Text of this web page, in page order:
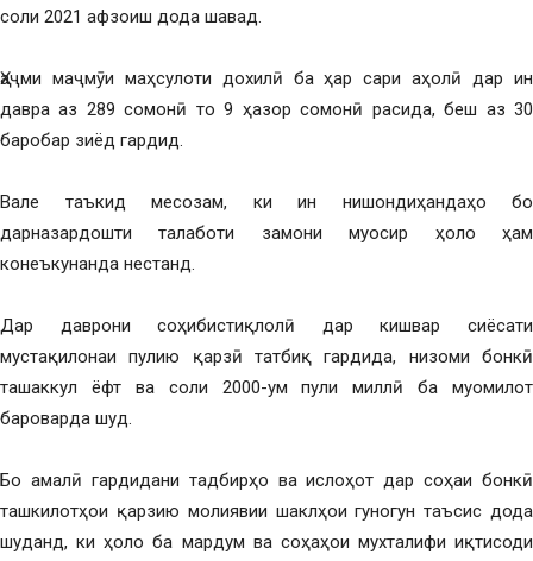
соли 2021 афзоиш дода шавад.
Ҳаҷми маҷмӯи маҳсулоти дохилӣ ба ҳар сари аҳолӣ дар ин
давра аз 289 сомонӣ то 9 ҳазор сомонӣ расида, беш аз 30
баробар зиёд гардид.
Вале таъкид месозам, ки ин нишондиҳандаҳо бо
дарназардошти талаботи замони муосир ҳоло ҳам
конеъкунанда нестанд.
Дар даврони соҳибистиқлолӣ дар кишвар сиёсати
мустақилонаи пулию қарзӣ татбиқ гардида, низоми бонкӣ
ташаккул ёфт ва соли 2000-ум пули миллӣ ба муомилот
бароварда шуд.
Бо амалӣ гардидани тадбирҳо ва ислоҳот дар соҳаи бонкӣ
ташкилотҳои қарзию молиявии шаклҳои гуногун таъсис дода
шуданд, ки ҳоло ба мардум ва соҳаҳои мухталифи иқтисоди